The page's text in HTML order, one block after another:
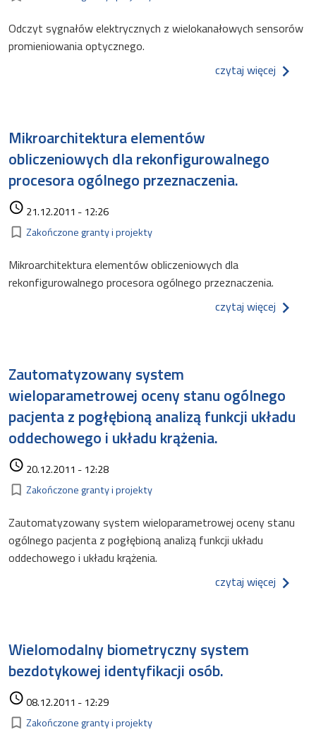
Odczyt sygnałów elektrycznych z wielokanałowych sensorów
promieniowania optycznego.
czytaj więcej o
Mikroarchitektura elementów
obliczeniowych dla rekonfigurowalnego
procesora ogólnego przeznaczenia.
access_time 21.12.2011 - 12:26
bookmark_border Kategorie
Zakończone granty i projekty
Mikroarchitektura elementów obliczeniowych dla
rekonfigurowalnego procesora ogólnego przeznaczenia.
czytaj więcej o
Zautomatyzowany system
wieloparametrowej oceny stanu ogólnego
pacjenta z pogłębioną analizą funkcji układu
oddechowego i układu krążenia.
access_time 20.12.2011 - 12:28
bookmark_border Kategorie
Zakończone granty i projekty
Zautomatyzowany system wieloparametrowej oceny stanu
ogólnego pacjenta z pogłębioną analizą funkcji układu
oddechowego i układu krążenia.
czytaj więcej o
Wielomodalny biometryczny system
bezdotykowej identyfikacji osób.
access_time08.12.2011 - 12:29
bookmark_border Kategorie
Zakończone granty i projekty